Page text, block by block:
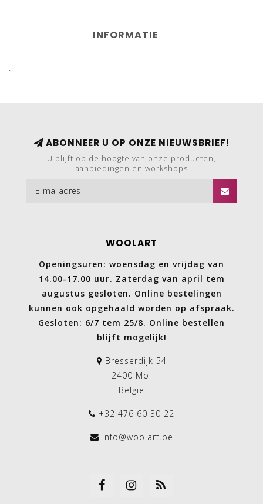
INFORMATIE
.
ABONNEER U OP ONZE NIEUWSBRIEF!
U blijft op de hoogte van onze producten,
aanbiedingen en workshops
WOOLART
Openingsuren: woensdag en vrijdag van
14.00-17.00 uur. Zaterdag van april tem
augustus gesloten. Online bestelingen
kunnen ook opgehaald worden op afspraak.
Gesloten: 6/7 tem 25/8. Online bestellen
blijft mogelijk!
Bresserdijk 54
2400 Mol
België
+32 476 60 30 22
info@woolart.be